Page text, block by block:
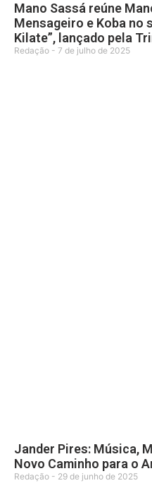
Mano Sassá reúne
Mensageiro e Koba no
Kilate”, lançado pela
Redação 7 de julho de 2025
Jander Pires: Música,
Novo Caminho para o
Redação 29 de junho de 2025